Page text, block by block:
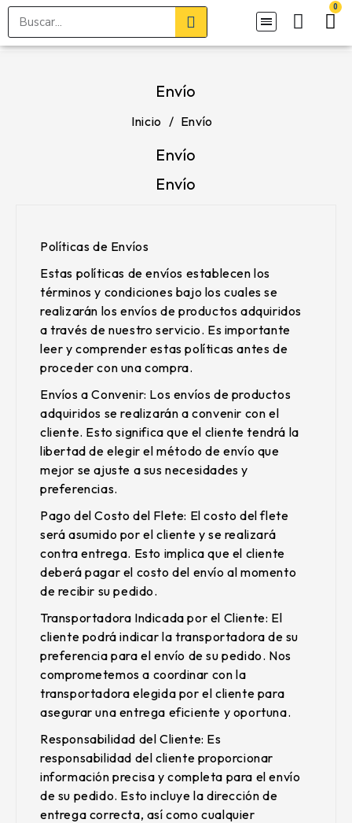
Envío
Inicio Envío
Envío
Envío
Políticas de Envíos
Estas políticas de envíos establecen los
términos y condiciones bajo los cuales se
realizarán los envíos de productos adquiridos
a través de nuestro servicio. Es importante
leer y comprender estas políticas antes de
proceder con una compra.
Envíos a Convenir: Los envíos de productos
adquiridos se realizarán a convenir con el
cliente. Esto significa que el cliente tendrá la
libertad de elegir el método de envío que
mejor se ajuste a sus necesidades y
preferencias.
Pago del Costo del Flete: El costo del flete
será asumido por el cliente y se realizará
contra entrega. Esto implica que el cliente
deberá pagar el costo del envío al momento
de recibir su pedido.
Transportadora Indicada por el Cliente: El
cliente podrá indicar la transportadora de su
preferencia para el envío de su pedido. Nos
comprometemos a coordinar con la
transportadora elegida por el cliente para
asegurar una entrega eficiente y oportuna.
Responsabilidad del Cliente: Es
responsabilidad del cliente proporcionar
información precisa y completa para el envío
de su pedido. Esto incluye la dirección de
entrega correcta, así como cualquier